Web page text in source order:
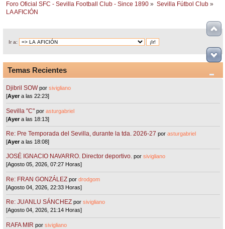
Foro Oficial SFC - Sevilla Football Club - Since 1890 » Sevilla Fútbol Club »
LA AFICIÓN
Ir a:
Temas Recientes
Djibril SOW porsivigliano
[Ayera las 22:23]
Sevilla "C"porasturgabriel
[Ayera las 18:13]
Re: Pre Temporada del Sevilla, durante la tda. 2026-27 porasturgabriel
[Ayera las 18:08]
JOSÉ IGNACIO NAVARRO. Director deportivo. porsivigliano
[Agosto 05, 2026, 07:27 Horas]
Re: FRAN GONZÁLEZ pordrodgom
[Agosto 04, 2026, 22:33 Horas]
Re: JUANLU SÁNCHEZ porsivigliano
[Agosto 04, 2026, 21:14 Horas]
RAFA MIR porsivigliano